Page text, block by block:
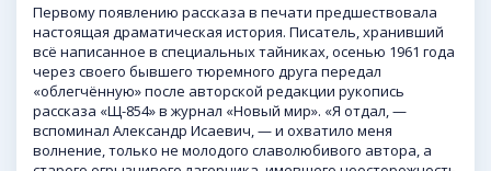
Первому появлению рассказа в печати предшествовала
настоящая драматическая история. Писатель, хранивший
всё написанное в специальных тайниках, осенью 1961 года
через своего бывшего тюремного друга передал
«облегчённую» после авторской редакции рукопись
рассказа «Щ-854» в журнал «Новый мир». «Я отдал, —
вспоминал Александр Исаевич, — и охватило меня
волнение, только не молодого славолюбивого автора, а